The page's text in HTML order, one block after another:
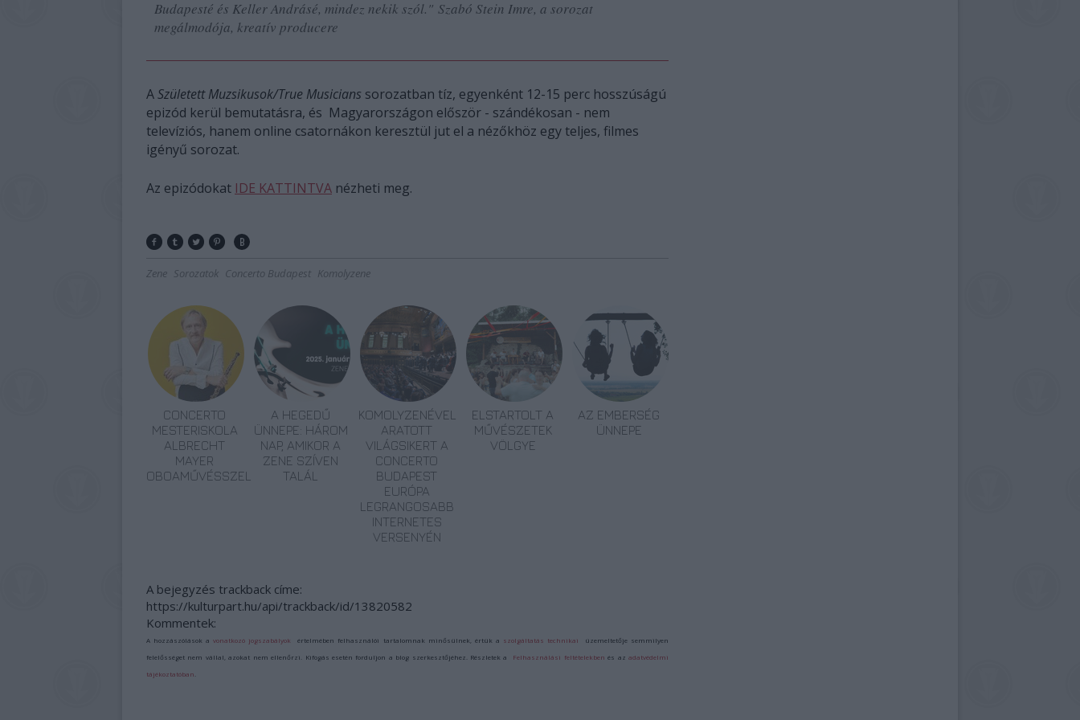
Budapesté és Keller Andrásé, mindez nekik szól." Szabó Stein Imre, a sorozat
megálmodója, kreatív producere
ASzületett Muzsikusok/True Musicians sorozatban tíz, egyenként 12-15 perc hosszúságú
epizód kerül bemutatásra, és Magyarországon először - szándékosan - nem
televíziós, hanem online csatornákon keresztül jut el a nézőkhöz egy teljes, filmes
igényű sorozat.
Az epizódokat IDE KATTINTVA nézheti meg.
Zene Sorozatok Concerto Budapest Komolyzene
CONCERTO
MESTERISKOLA
ALBRECHT
MAYER
OBOAMŰVÉSSZEL
A HEGEDŰ
ÜNNEPE: HÁROM
NAP, AMIKOR A
ZENE SZÍVEN
TALÁL
KOMOLYZENÉVEL
ARATOTT
VILÁGSIKERT A
CONCERTO
BUDAPEST
EURÓPA
LEGRANGOSABB
INTERNETES
VERSENYÉN
ELSTARTOLT A
MŰVÉSZETEK
VÖLGYE
AZ EMBERSÉG
ÜNNEPE
A bejegyzés trackback címe:
https://kulturpart.hu/api/trackback/id/13820582
Kommentek:
A hozzászólások avonatkozó jogszabályok értelmében felhasználói tartalomnak minősülnek, értük a szolgáltatás technikai üzemeltetője semmilyen
felelősséget nem vállal, azokat nem ellenőrzi. Kifogás esetén forduljon a blog szerkesztőjéhez. Részletek a Felhasználási feltételekben és azadatvédelmi
tájékoztatóban